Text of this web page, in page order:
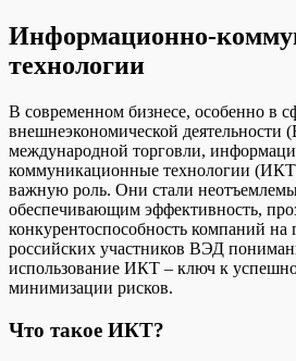
Информационно-
технологии
В современном бизнесе, особенно в
внешнеэкономической деятельности
международной торговли,
коммуникационные технологии
важную роль. Они стали
обеспечивающим эффективность,
конкурентоспособность компаний
российских участников ВЭД
использование ИКТ – ключ к
минимизации рисков.
Что такое ИКТ?